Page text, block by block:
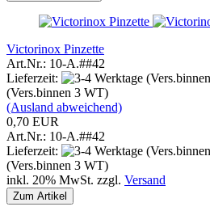
Victorinox Pinzette
Art.Nr.: 10-A.##42
Lieferzeit:
(Vers.binnen 3 WT)
(Ausland abweichend)
0,70 EUR
Art.Nr.: 10-A.##42
Lieferzeit:
(Vers.binnen 3 WT)
inkl. 20% MwSt. zzgl. Versand
Zum Artikel